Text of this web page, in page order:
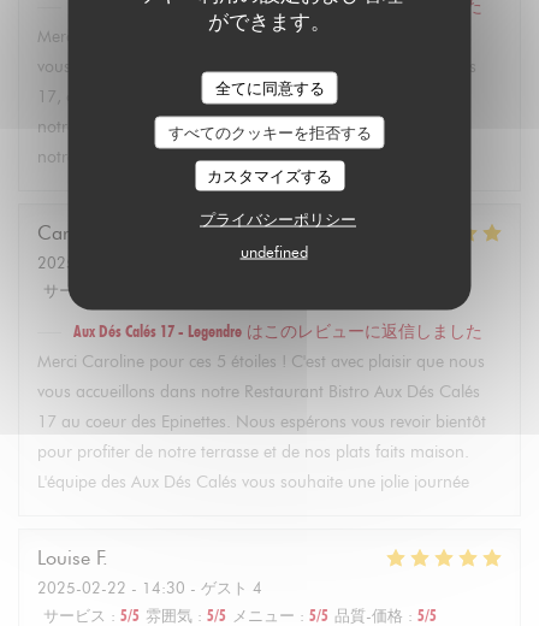
ができます。
全てに同意する
すべてのクッキーを拒否する
カスタマイズする
プライバシーポリシー
undefined
Aux Dés Calés 17 - Legendre はこのレビューに返信しました
Merci Martin pour vos 5 étoiles ! C'est avec plaisir que nous
vous accueillons dans notre restaurant Bistro Aux Dés Calés
17, où vous pourrez découvrir dès l'arrivée des beaux jours
notre terrasse et nos plats faits maison. À très bientôt dans
notre bistro à Paris ! L'équipe des Aux Dés Calés.
Caroline
2025-02-21
- 12:45 - ゲスト 2
サービス
Aux Dés Calés 17 - Legendre はこのレビューに返信しました
Merci Caroline pour ces 5 étoiles ! C'est avec plaisir que nous
vous accueillons dans notre Restaurant Bistro Aux Dés Calés
17 au coeur des Epinettes. Nous espérons vous revoir bientôt
pour profiter de notre terrasse et de nos plats faits maison.
L'équipe des Aux Dés Calés vous souhaite une jolie journée
Louise F
2025-02-22 - 14:30 - ゲスト 4
サービス : 5/5 雰囲気 : 5/5 メニュー : 5/5 品質-価格 : 5/5